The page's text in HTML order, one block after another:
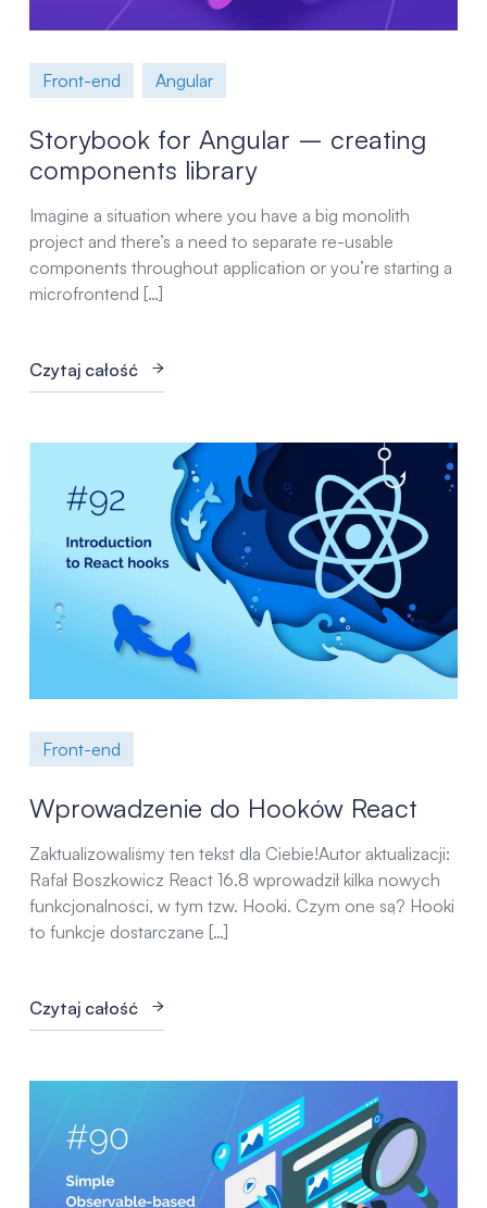
Front-end Angular
Storybook for Angular – creating
components library
Imagine a situation where you have a big monolith
project and there’s a need to separate re-usable
components throughout application or you’re starting a
microfrontend […]
Czytaj całość
Front-end
Wprowadzenie do Hooków React
Zaktualizowaliśmy ten tekst dla Ciebie!Autor aktualizacji:
Rafał Boszkowicz React 16.8 wprowadził kilka nowych
funkcjonalności, w tym tzw. Hooki. Czym one są? Hooki
to funkcje dostarczane […]
Czytaj całość